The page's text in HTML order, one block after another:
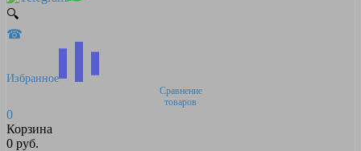
🔍
☎
Избранное
Сравнение
товаров
0
Корзина
0 руб.